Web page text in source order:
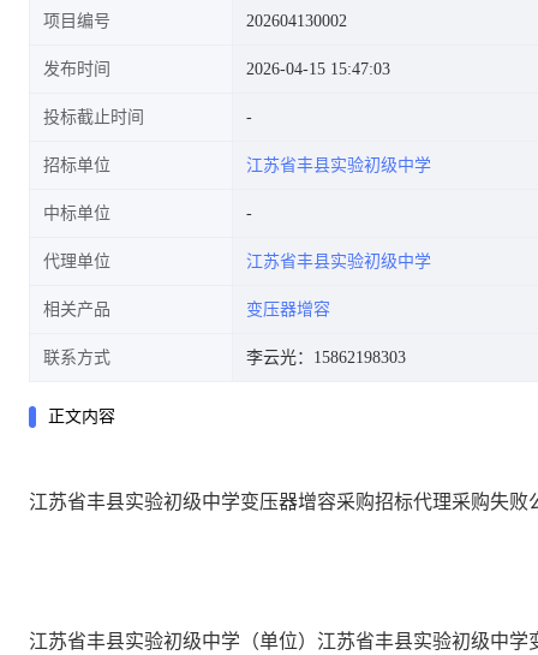
项目编号 202604130002
发布时间 2026-04-15 15:47:03
投标截止时间
招标单位 江苏省丰县实验初级中学
中标单位
代理单位 江苏省丰县实验初级中学
相关产品 变压器增容
联系方式 李云光：15862198303
正文内容
江苏省丰县实验初级中学变压器增容采购招标代理采购失败
江苏省丰县实验初级中学 （单位） 江苏省丰县实验初级中学